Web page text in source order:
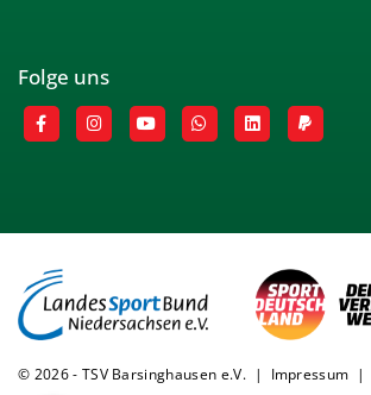
Folge uns
© 2026 - TSV Barsinghausen e.V. | Impressum |